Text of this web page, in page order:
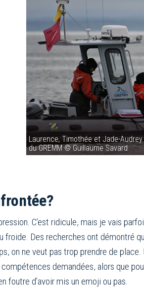
Laurence, Timothée et Jade-
du GREMM © Guillaume Savard
C’est ridicule, mais je vais
froide. Des recherches ont démontré
on ne veut pas trop prendre de
demandées, alors que
foutre d’avoir mis un emoji ou pas.